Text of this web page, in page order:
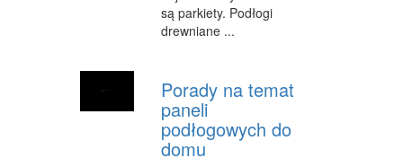
OPROGRAMOWANIE
są parkiety. Podłogi
drewniane ...
Porady na temat
paneli
podłogowych do
domu